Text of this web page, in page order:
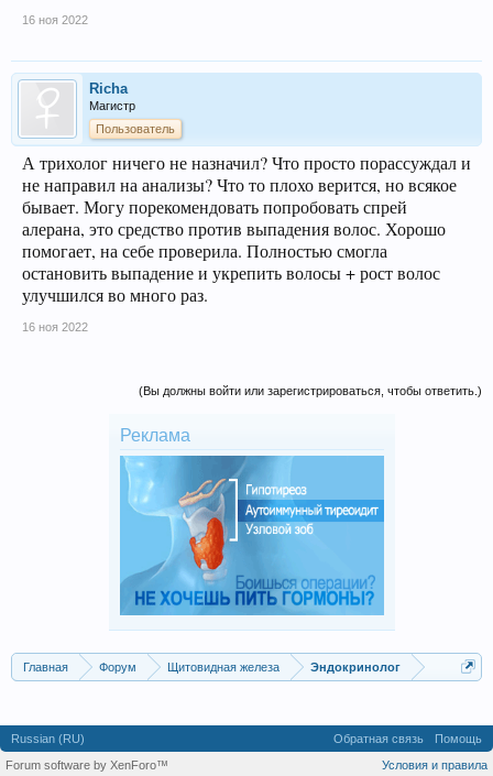
16 ноя 2022
Richa
Магистр
Пользователь
А трихолог ничего не назначил? Что просто порассуждал и
не направил на анализы? Что то плохо верится, но всякое
бывает. Могу порекомендовать попробовать спрей
алерана, это средство против выпадения волос. Хорошо
помогает, на себе проверила. Полностью смогла
остановить выпадение и укрепить волосы + рост волос
улучшился во много раз.
16 ноя 2022
(Вы должны войти или зарегистрироваться, чтобы ответить.)
Реклама
Главная Форум Щитовидная железа Эндокринолог
Russian (RU) Обратная связь
Помощь
Условия и правила
Forum software by XenForo™